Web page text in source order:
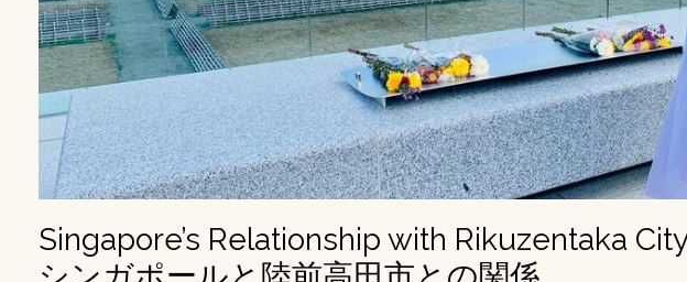
Singapore’s Relationship with Rikuzentaka